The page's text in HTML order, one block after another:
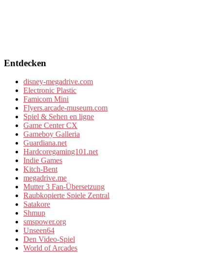
Entdecken
disney-megadrive.com
Electronic Plastic
Famicom Mini
Flyers.arcade-museum.com
Spiel & Sehen en ligne
Game Center CX
Gameboy Galleria
Guardiana.net
Hardcoregaming101.net
Indie Games
Kitch-Bent
megadrive.me
Mutter 3 Fan-Übersetzung
Raubkopierte Spiele Zentral
Satakore
Shmup
smspower.org
Unseen64
Den Video-Spiel
World of Arcades